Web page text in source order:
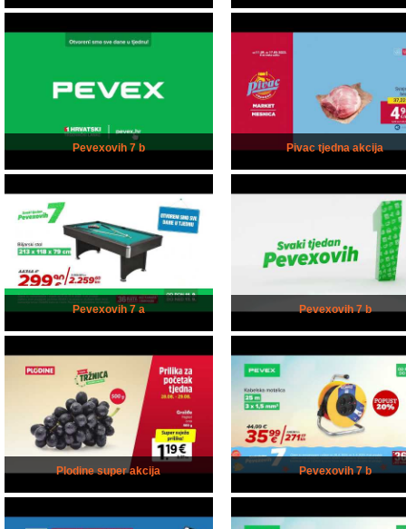
Pevexovih 7 b Pivac tjedna akcija
Pevexovih 7 a Pevexovih 7 b
Plodine super akcija Pevexovih 7 b